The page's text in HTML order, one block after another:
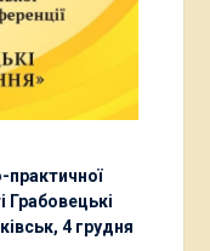
практичної
Грабовецькі
4 грудня